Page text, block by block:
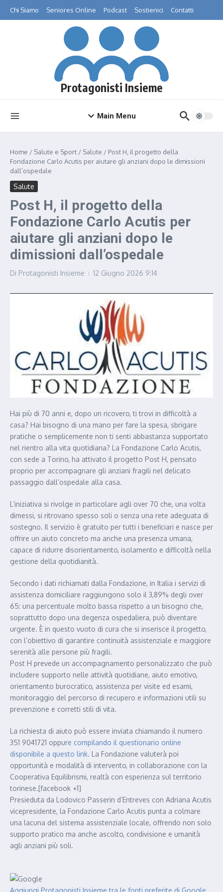
Chi Siamo Seniores Online Podcast Sostienici Contatti
Protagonisti Insieme
Main Menu
Home / Salute e Sport / Salute / Post H, il progetto della
Fondazione Carlo Acutis per aiutare gli anziani dopo le dimissioni
dall’ospedale
Salute
Post H, il progetto della
Fondazione Carlo Acutis per
aiutare gli anziani dopo le
dimissioni dall’ospedale
Di Protagonisti Insieme 12 Giugno 2026 9:14
Hai più di 70 anni e, dopo un ricovero, ti trovi in difficoltà a
casa? Hai bisogno di una mano per fare la spesa, sbrigare
pratiche o semplicemente non ti senti abbastanza supportato
nel rientro alla vita quotidiana? La Fondazione Carlo Acutis,
con sede a Torino, ha attivato il progetto Post H, pensato
proprio per accompagnare gli anziani fragili nel delicato
passaggio dall’ospedale alla casa.
L’iniziativa si rivolge in particolare agli over 70 che, una volta
dimessi, si ritrovano spesso soli o senza una rete adeguata di
sostegno. Il servizio è gratuito per tutti i beneficiari e nasce per
offrire un aiuto concreto ma anche una presenza umana,
capace di ridurre disorientamento, isolamento e difficoltà nella
gestione della quotidianità.
Secondo i dati richiamati dalla Fondazione, in Italia i servizi di
assistenza domiciliare raggiungono solo il 3,89% degli over
65: una percentuale molto bassa rispetto a un bisogno che,
soprattutto dopo una degenza ospedaliera, può diventare
urgente. È in questo vuoto di cura che si inserisce il progetto,
con l’obiettivo di garantire continuità assistenziale e maggiore
serenità alle persone più fragili.
Post H prevede un accompagnamento personalizzato che può
includere supporto nelle attività quotidiane, aiuto emotivo,
orientamento burocratico, assistenza per visite ed esami,
monitoraggio del percorso di recupero e informazioni utili su
prevenzione e corretti stili di vita.
La richiesta di aiuto può essere inviata chiamando il numero
351 9041721 oppure compilando il questionario online
disponibile a questo link. La Fondazione valuterà poi
opportunità e modalità di intervento, in collaborazione con la
Cooperativa Equilibrismi, realtà con esperienza sul territorio
torinese.[facebook +1]
Presieduta da Lodovico Passerin d’Entreves con Adriana Acutis
vicepresidente, la Fondazione Carlo Acutis punta a colmare
una lacuna del sistema assistenziale locale, offrendo non solo
supporto pratico ma anche ascolto, condivisione e umanità
agli anziani più soli.